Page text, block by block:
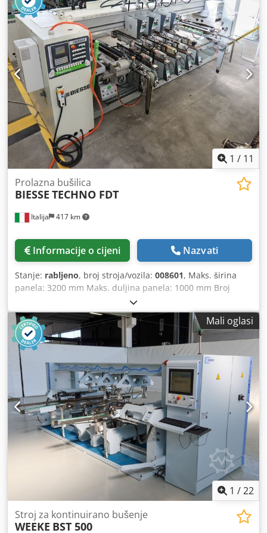
1 / 11
Italija 417 km
Prolazna bušilica
BIESSE TECHNO FDT
Informacije o cijeni Nazvati
Stanje: rabljeno, broj stroja/vozila: 008601, Maks. širina
panela: 3200 mm Maks. duljina panela: 1000 mm Broj
agregata: 6 Broj agregata: 4 Bočne horizontalne grupe: da
Codpfxjzbrnhe Aqtorf
Mali oglasi
1 /22
Stroj za kontinuirano bušenje
WEEKE BST 500